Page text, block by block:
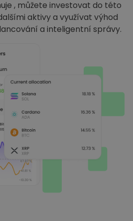
, můžete investovat do této
aktivy a využívat výhod
a inteligentní správy.